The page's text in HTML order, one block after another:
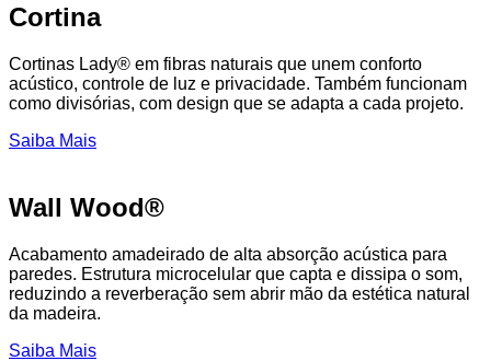
Cortina
Cortinas Lady® em fibras naturais que unem conforto
acústico, controle de luz e privacidade. Também funcionam
como divisórias, com design que se adapta a cada projeto.
Saiba Mais
Wall Wood®
Acabamento amadeirado de alta absorção acústica para
paredes. Estrutura microcelular que capta e dissipa o som,
reduzindo a reverberação sem abrir mão da estética natural
da madeira.
Saiba Mais